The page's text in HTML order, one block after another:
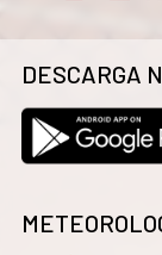
DESCARGA